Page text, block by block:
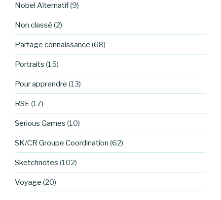
Nobel Alternatif(9)
Non classé (2)
Partage connaissance (68)
Portraits (15)
Pour apprendre (13)
RSE (17)
Serious Games (10)
SK/CR Groupe Coordination (62)
Sketchnotes (102)
Voyage (20)